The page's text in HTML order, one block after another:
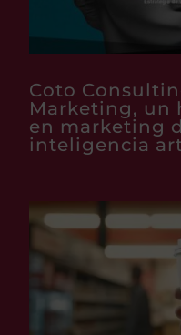
Coto
Marketing, un
en marketing
inteligencia